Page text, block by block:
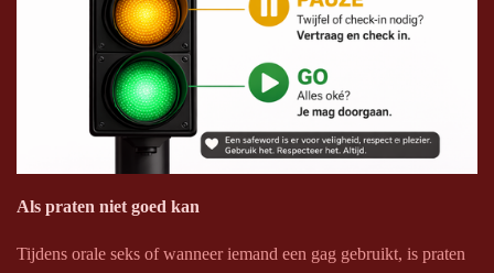
Als praten niet goed kan
Tijdens orale seks of wanneer iemand een gag gebruikt, is praten